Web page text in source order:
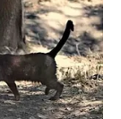
por